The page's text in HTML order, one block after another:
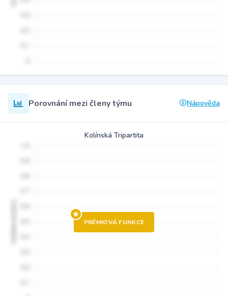
Porovnání mezi členy týmu Nápověda
Kolínská Tripartita
PRÉMIOVÁ FUNKCE